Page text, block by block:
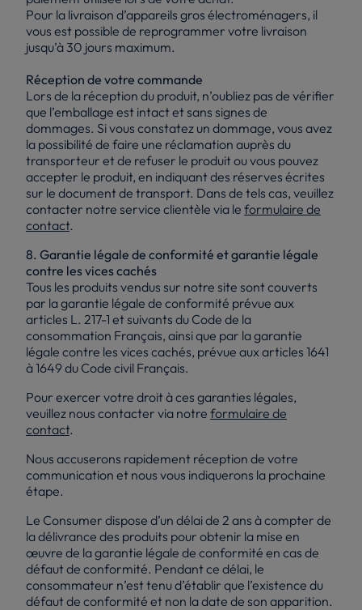
Pour la livraison d’appareils gros électroménagers, il
vous est possible de reprogrammer votre livraison
jusqu’à 30 jours maximum.
Réception de votre commande
Lors de la réception du produit, n’oubliez pas de vérifier
que l’emballage est intact et sans signes de
dommages. Si vous constatez un dommage, vous avez
la possibilité de faire une réclamation auprès du
transporteur et de refuser le produit ou vous pouvez
accepter le produit, en indiquant des réserves écrites
sur le document de transport. Dans de tels cas, veuillez
contacter notre service clientèle via le formulaire de
contact.
8. Garantie légale de conformité et garantie légale
contre les vices cachés
Tous les produits vendus sur notre site sont couverts
par la garantie légale de conformité prévue aux
articles L. 217-1 et suivants du Code de la
consommation Français, ainsi que par la garantie
légale contre les vices cachés, prévue aux articles 1641
à 1649 du Code civil Français.
Pour exercer votre droit à ces garanties légales,
veuillez nous contacter via notre formulaire de
contact.
Nous accuserons rapidement réception de votre
communication et nous vous indiquerons la prochaine
étape.
Le Consumer dispose d’un délai de 2 ans à compter de
la délivrance des produits pour obtenir la mise en
œuvre de la garantie légale de conformité en cas de
défaut de conformité. Pendant ce délai, le
consommateur n’est tenu d’établir que l’existence du
défaut de conformité et non la date de son apparition.